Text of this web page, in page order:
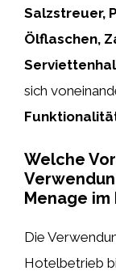
Salzstreuer,
Ölflaschen,
sich
Welche
Menage
Die
Hotelbetrieb